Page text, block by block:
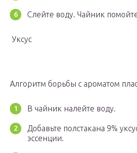
Слейте воду. Чайник
Уксус
Алгоритм борьбы с ароматом
В чайник налейте воду.
Добавьте полстакана 9%
эссенции.